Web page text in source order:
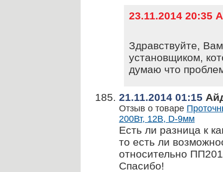
23.11.2014 20:35
Здравствуйте,
установщиком,
думаю что
21.11.2014 01:15
Отзыв о товаре
200Вт, 12В, D-9мм
Есть ли разница к
то есть ли
относительно
Спасибо!